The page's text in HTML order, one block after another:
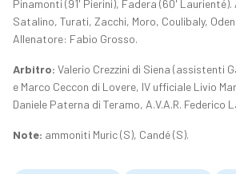
Pinamonti (91' Pierini), Fadera (60' Laurienté).
Satalino, Turati, Zacchi, Moro, Coulibaly,
Allenatore: Fabio Grosso.
Arbitro: Valerio Crezzini di Siena (assistenti
e Marco Ceccon di Lovere, IV ufficiale Livio
Daniele Paterna di Teramo, A.V.A.R. Federico
Note: ammoniti Muric (S), Candé (S).